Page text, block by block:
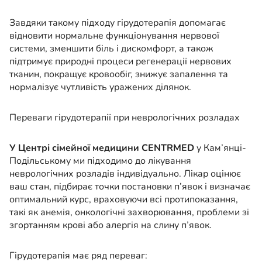
Завдяки такому підходу гірудотерапія допомагає
відновити нормальне функціонування нервової
системи, зменшити біль і дискомфорт, а також
підтримує природні процеси регенерації нервових
тканин, покращує кровообіг, знижує запалення та
нормалізує чутливість уражених ділянок.
Переваги гірудотерапії при неврологічних розладах
У Центрі сімейної медицини CENTRMEDу Кам’янці-
Подільському ми підходимо до лікування
неврологічних розладів індивідуально. Лікар оцінює
ваш стан, підбирає точки постановки п’явок і визначає
оптимальний курс, враховуючи всі протипоказання,
такі як анемія, онкологічні захворювання, проблеми зі
згортанням крові або алергія на слину п’явок.
Гірудотерапія має ряд переваг: